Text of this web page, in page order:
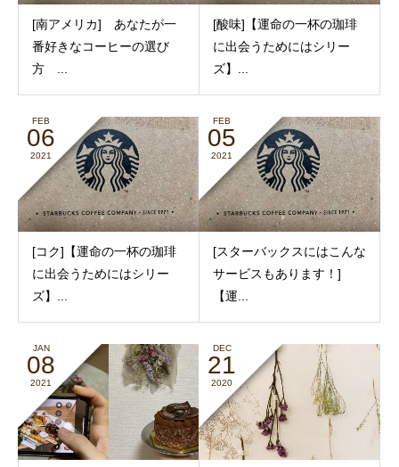
[南アメリカ] あなたが一
番好きなコーヒーの選び
方 ...
[酸味]【運命の一杯の珈琲
に出会うためにはシリー
ズ】...
FEB
06
2021
[コク]【運命の一杯の珈琲
に出会うためにはシリー
ズ】...
FEB
05
2021
[スターバックスにはこんな
サービスもあります！]
【運...
JAN
08
2021
DEC
21
2020